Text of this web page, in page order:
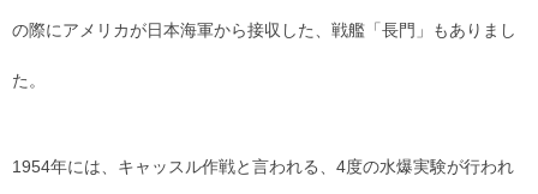
の際にアメリカが日本海軍から接収した、戦艦「長門」もありまし
た。
1954年には、キャッスル作戦と言われる、4度の水爆実験が行われ